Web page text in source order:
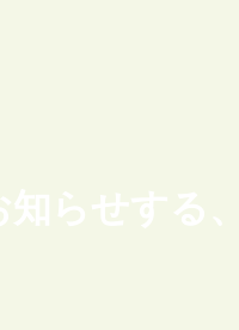
らせする